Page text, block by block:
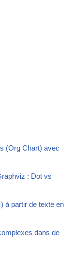
(Org Chart) avec
: Dot vs
à partir de texte en
dans de